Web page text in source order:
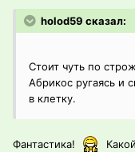
holod59 сказал:
Стоит чуть по
Абрикос ругаясь и
в клетку.
Фантастика!